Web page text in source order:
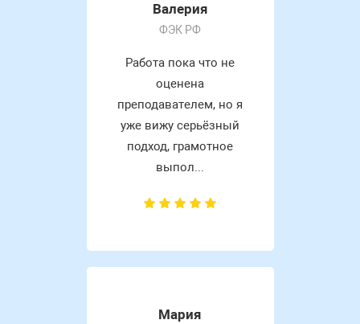
Валерия
ФЭК РФ
Работа пока что не
оценена
преподавателем, но я
уже вижу серьёзный
подход, грамотное
выпол...
Мария